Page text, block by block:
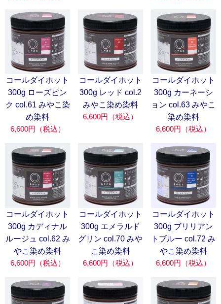
コールダイホット
300g ローズピン
ク col.61 みやこ染
め染料
6,600円（税込）
コールダイホット
300g レッド col.2
みやこ染め染料
6,600円（税込）
コールダイホット
300g カーネーシ
ョン col.63 みやこ
染め染料
6,600円（税込）
コールダイホット
300g カディナル
ルージュ col.62 み
やこ染め染料
6,600円（税込）
コールダイホット
300g エメラルド
グリン col.70 みや
こ染め染料
6,600円（税込）
コールダイホット
300g ブリリアン
トブルー col.72 み
やこ染め染料
6,600円（税込）